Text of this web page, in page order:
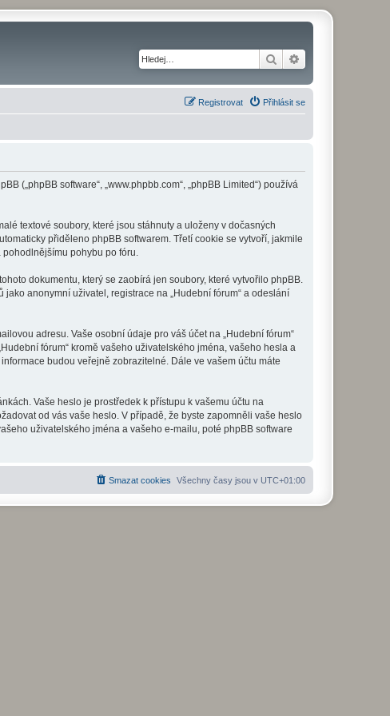
Hledat
Přihlásit se
Registrovat
(„phpBB software“, „www.phpbb.com“, „phpBB Limited“) používá
textové soubory, které jsou stáhnuty a uloženy v dočasných
přiděleno phpBB softwarem. Třetí cookie se vytvoří, jakmile
pohybu po fóru.
dokumentu, který se zaobírá jen soubory, které vytvořilo phpBB.
anonymní uživatel, registrace na „Hudební fórum“ a odeslání
adresu. Vaše osobní údaje pro váš účet na „Hudební fórum“
fórum“ kromě vašeho uživatelského jména, vašeho hesla a
budou veřejně zobrazitelné. Dále ve vašem účtu máte
Vaše heslo je prostředek k přístupu k vašemu účtu na
od vás vaše heslo. V případě, že byste zapomněli vaše heslo
uživatelského jména a vašeho e-mailu, poté phpBB software
Všechny časy jsou v UTC+01:00
Smazat cookies